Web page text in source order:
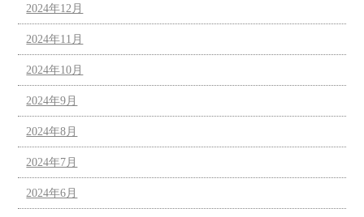
2024年12月
2024年11月
2024年10月
2024年9月
2024年8月
2024年7月
2024年6月